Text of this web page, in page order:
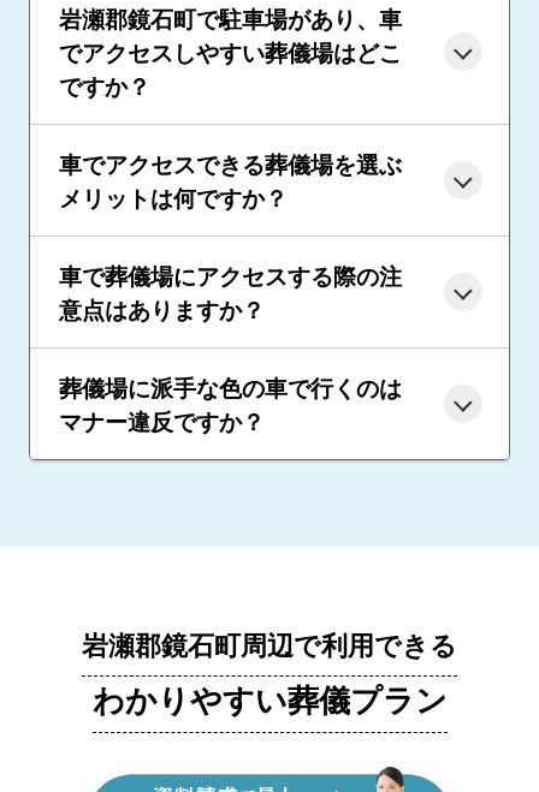
岩瀬郡鏡石町で駐車場があり、車
でアクセスしやすい葬儀場はどこ
ですか？
車でアクセスできる葬儀場を選ぶ
メリットは何ですか？
車で葬儀場にアクセスする際の注
意点はありますか？
葬儀場に派手な色の車で行くのは
マナー違反ですか？
岩瀬郡鏡石町周辺で利用できる
わかりやすい葬儀プラン